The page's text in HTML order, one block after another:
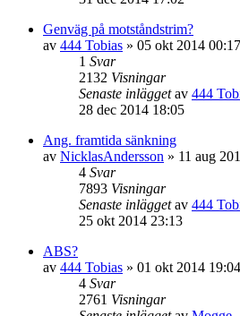
Genväg på motståndstrim?
av 444 Tobias » 05 okt 2014 00:17
1 Svar
2132 Visningar
Senaste inläggetav 444
28 dec 2014 18:05
Ang. framtida sänkning
av NicklasAndersson » 11 aug
4 Svar
7893 Visningar
Senaste inläggetav 444
25 okt 2014 23:13
ABS?
av 444 Tobias » 01 okt 2014 19:04
4 Svar
2761 Visningar